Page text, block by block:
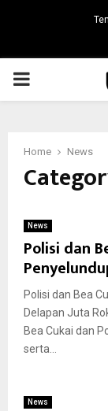
PRIMARY
Home News
News
Polisi dan
Polisi dan Bea
Delapan Juta
Bea Cukai dan
serta...
News